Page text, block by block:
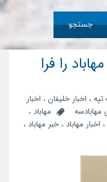
جستجو
را فرا
تپه ، اخبار خلیفان ، اخبار
مهاباد ،
، اخبار مهاباد ، خبر مهاباد ،